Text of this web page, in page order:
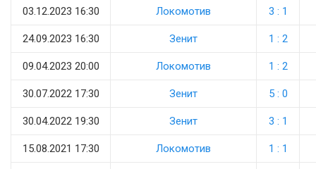
03.12.2023 16:30 Локомотив 3 : 1
24.09.2023 16:30 Зенит 1 : 2
09.04.2023 20:00 Локомотив 1 : 2
30.07.2022 17:30 Зенит 5 : 0
30.04.2022 19:30 Зенит 3 : 1
15.08.2021 17:30 Локомотив 1 : 1